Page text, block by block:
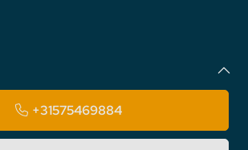
+31575469884